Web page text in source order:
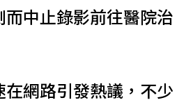
中止錄影前往醫院治
網路引發熱議，不少